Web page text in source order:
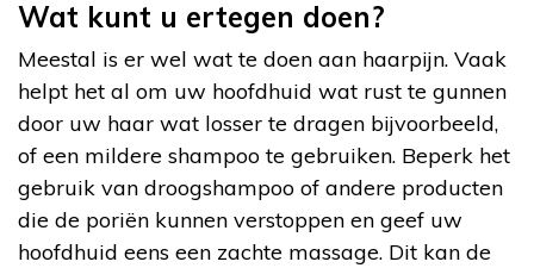
Wat kunt u ertegen doen?
Meestal is er wel wat te doen aan haarpijn. Vaak
helpt het al om uw hoofdhuid wat rust te gunnen
door uw haar wat losser te dragen bijvoorbeeld,
of een mildere shampoo te gebruiken. Beperk het
gebruik van droogshampoo of andere producten
die de poriën kunnen verstoppen en geef uw
hoofdhuid eens een zachte massage. Dit kan de